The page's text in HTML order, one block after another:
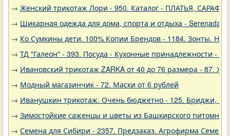
→ Женский трикотаж Лори - 950. Каталог - ПЛАТЬЯ,
→ Шикарная одежда для дома, спорта и отдыха - Serenada -
→ Ко Сумкины дети. 100% Копии Брендов - 1184. Зонты.
→ ТД "Галеон" - 393. Посуда - Кухонные принадлежности -
→ Ивановский трикотаж ZARKA от 40 до 76 размера - 87.
→ Модный магазинчик - 72. Маски от 6 рублей
→ Иванушкин трикотаж. Очень бюджетно - 125. Бриджи,
→ Зимостойкие саженцы и цветы из Башкирского
→ Семена для Сибири - 2357. Предзаказ. Агрофирма